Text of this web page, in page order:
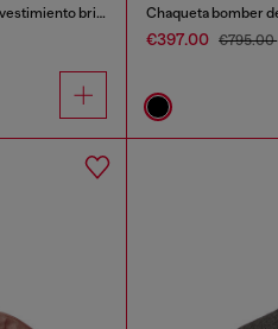
Chaqueta motera en JoggJeans con revestimiento brillante Chaqueta bomber
€397.00 €795.00